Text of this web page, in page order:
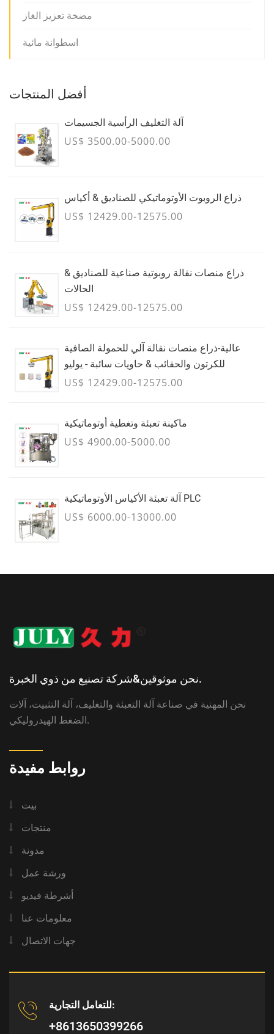
مضخة تعزيز الغاز
اسطوانة مائية
أفضل المنتجات
آلة التغليف الرأسية الجسيمات
US$ 3500.00-5000.00
ذراع الروبوت الأوتوماتيكي للصناديق & أكياس
US$ 12429.00-12575.00
ذراع منصات نقالة روبوتية صناعية للصناديق &
الحالات
US$ 12429.00-12575.00
عالية-ذراع منصات نقالة آلي للحمولة الصافية
للكرتون والحقائب & حاويات سائبة - يوليو
US$ 12429.00-12575.00
ماكينة تعبئة وتغطية أوتوماتيكية
US$ 4900.00-5000.00
آلة تعبئة الأكياس الأوتوماتيكية PLC
US$ 6000.00-13000.00
نحن موثوقين&شركة تصنيع من ذوي الخبرة.
نحن المهنية في صناعة آلة التعبئة والتغليف، آلة التثبيت، آلات
الضغط الهيدروليكي.
روابط مفيدة
بيت
منتجات
مدونة
ورشة عمل
أشرطة فيديو
معلومات عنا
جهات الاتصال
للتعامل التجارية:
+8613650399266